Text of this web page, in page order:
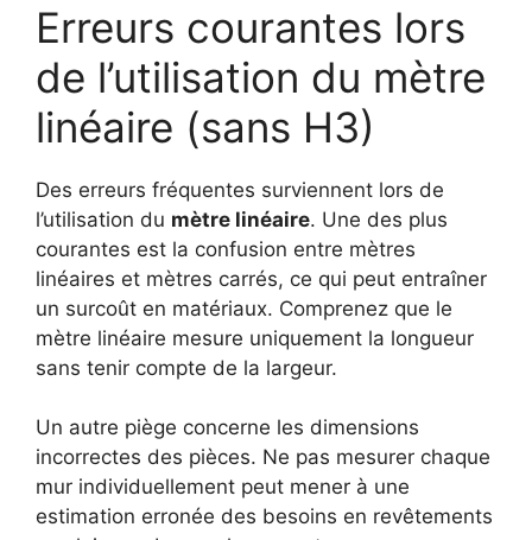
Erreurs courantes lors
de l’utilisation du mètre
linéaire (sans H3)
Des erreurs fréquentes surviennent lors de
l’utilisation du mètre linéaire. Une des plus
courantes est la confusion entre mètres
linéaires et mètres carrés, ce qui peut entraîner
un surcoût en matériaux. Comprenez que le
mètre linéaire mesure uniquement la longueur
sans tenir compte de la largeur.
Un autre piège concerne les dimensions
incorrectes des pièces. Ne pas mesurer chaque
mur individuellement peut mener à une
estimation erronée des besoins en revêtements